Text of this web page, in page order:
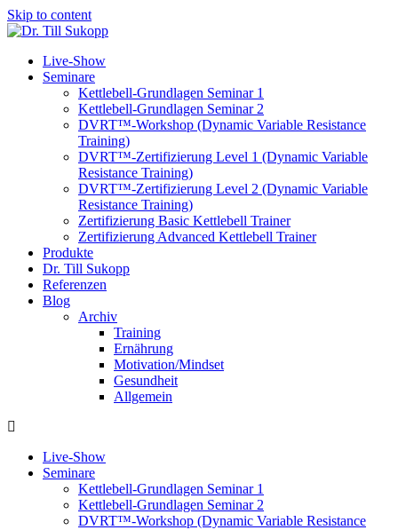
Skip to content
Live-Show
Seminare
Kettlebell-Grundlagen Seminar 1
Kettlebell-Grundlagen Seminar 2
DVRT™-Workshop (Dynamic Variable Resistance
Training)
DVRT™-Zertifizierung Level 1 (Dynamic Variable
Resistance Training)
DVRT™-Zertifizierung Level 2 (Dynamic Variable
Resistance Training)
Zertifizierung Basic Kettlebell Trainer
Zertifizierung Advanced Kettlebell Trainer
Produkte
Dr. Till Sukopp
Referenzen
Blog
Archiv
Training
Ernährung
Motivation/Mindset
Gesundheit
Allgemein
Live-Show
Seminare
Kettlebell-Grundlagen Seminar 1
Kettlebell-Grundlagen Seminar 2
DVRT™-Workshop (Dynamic Variable Resistance